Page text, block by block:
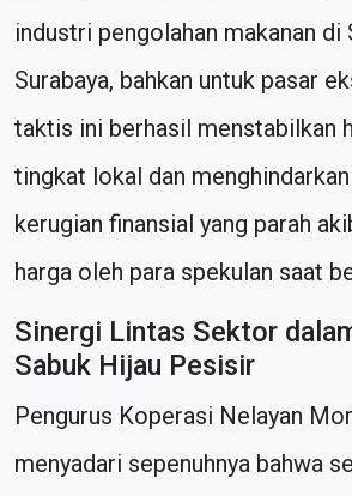
industri pengolahan makanan di
Surabaya, bahkan untuk pasar
taktis ini berhasil menstabilkan
tingkat lokal dan
kerugian finansial yang parah
harga oleh para spekulan saat
Sinergi Lintas Sektor
Sabuk Hijau Pesisir
Pengurus Koperasi Nelayan
menyadari sepenuhnya bahwa